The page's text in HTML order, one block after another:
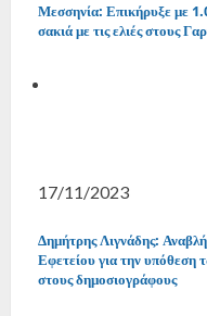
Μεσσηνία: Επικήρυξε με
σακιά με τις ελιές στους
17/11/2023
Δημήτρης Λιγνάδης:
Εφετείου για την
στους δημοσιογράφους